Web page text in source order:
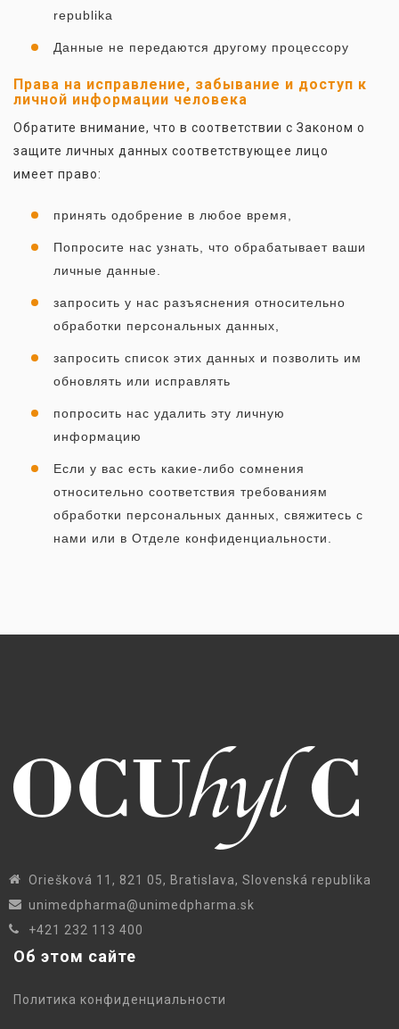
republika
Данные не передаются другому процессору
Права на исправление, забывание и доступ к
личной информации человека
Обратите внимание, что в соответствии с Законом о
защите личных данных соответствующее лицо
имеет право:
принять одобрение в любое время,
Попросите нас узнать, что обрабатывает ваши
личные данные.
запросить у нас разъяснения относительно
обработки персональных данных,
запросить список этих данных и позволить им
обновлять или исправлять
попросить нас удалить эту личную
информацию
Если у вас есть какие-либо сомнения
относительно соответствия требованиям
обработки персональных данных, свяжитесь с
нами или в Отделе конфиденциальности.
Oriešková 11, 821 05, Bratislava, Slovenská republika
unimedpharma@unimedpharma.sk
+421 232 113 400
Об этом сайте
Политика конфиденциальности